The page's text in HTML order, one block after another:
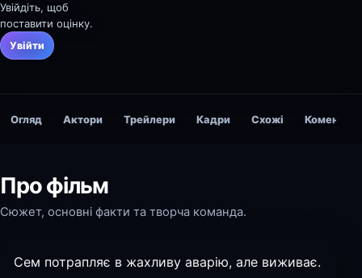
Увійдіть, щоб
поставити оцінку.
Увійти
Огляд Актори Трейлери Кадри Схожі Коментарі
Про фільм
Сюжет, основні факти та творча команда.
Сем потрапляє в жахливу аварію, але виживає.